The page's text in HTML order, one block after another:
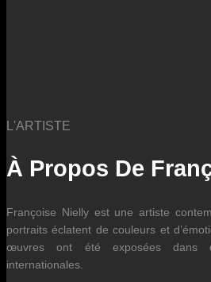
L'ARTISTE
À Propos De
Françoise Nielly est une artiste
portraits éclatent de couleurs et
œuvres ont été exposées dans
internationales.